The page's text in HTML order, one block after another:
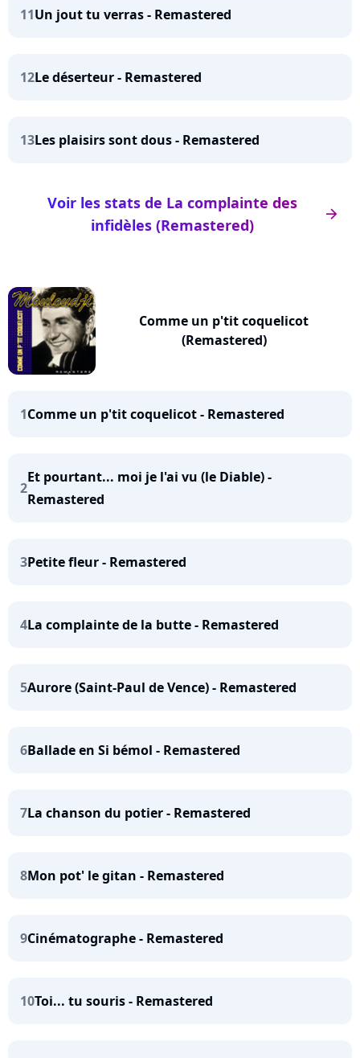
11Un jout tu verras - Remastered
12Le déserteur - Remastered
13Les plaisirs sont dous - Remastered
arrow_right
Voir les stats de La complainte des
infidèles (Remastered)
Comme un p'tit coquelicot
(Remastered)
1Comme un p'tit coquelicot - Remastered
2
Et pourtant... moi je l'ai vu (le Diable) -
Remastered
3Petite fleur - Remastered
4La complainte de la butte - Remastered
5Aurore (Saint-Paul de Vence) - Remastered
6Ballade en Si bémol - Remastered
7La chanson du potier - Remastered
8Mon pot' le gitan - Remastered
9Cinématographe - Remastered
10Toi... tu souris - Remastered